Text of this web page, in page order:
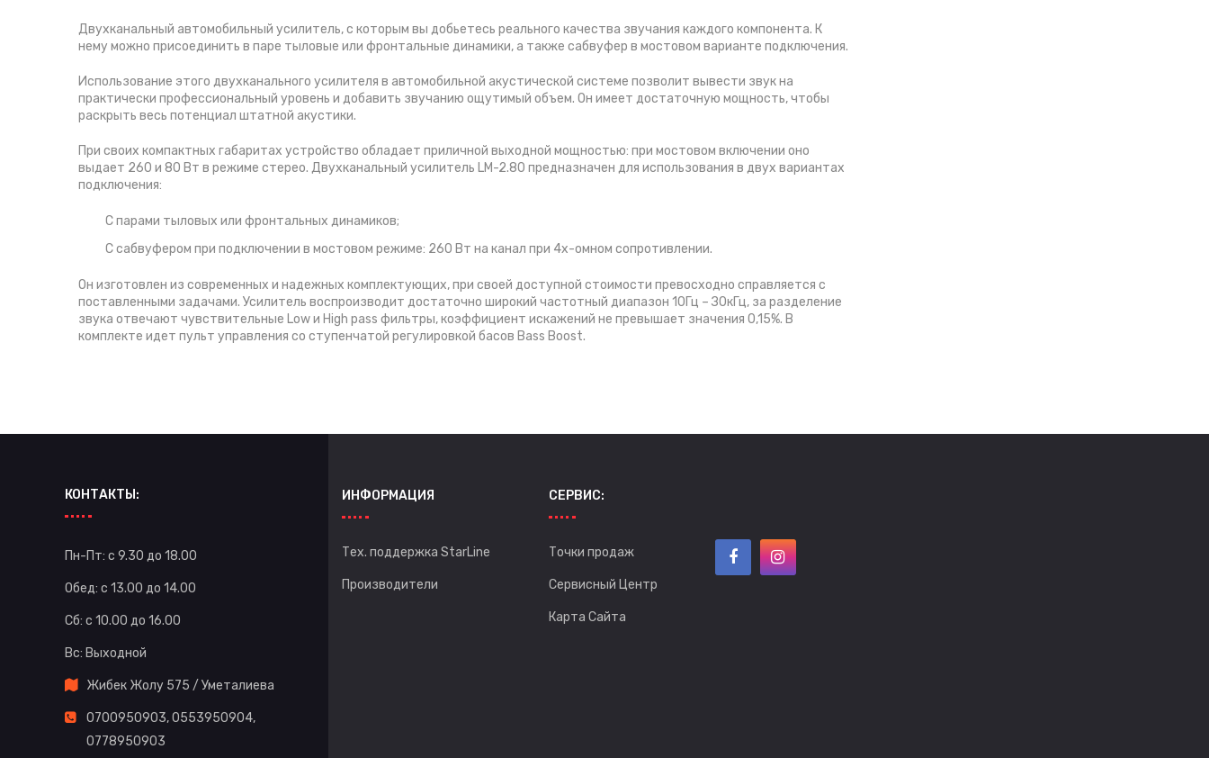
Двухканальный автомобильный усилитель, с которым вы добьетесь реального качества звучания каждого компонента. К
нему можно присоединить в паре тыловые или фронтальные динамики, а также сабвуфер в мостовом варианте подключения.
Использование этого двухканального усилителя в автомобильной акустической системе позволит вывести звук на
практически профессиональный уровень и добавить звучанию ощутимый объем. Он имеет достаточную мощность, чтобы
раскрыть весь потенциал штатной акустики.
При своих компактных габаритах устройство обладает приличной выходной мощностью: при мостовом включении оно
выдает 260 и 80 Вт в режиме стерео. Двухканальный усилитель LM-2.80 предназначен для использования в двух вариантах
подключения:
С парами тыловых или фронтальных динамиков;
С сабвуфером при подключении в мостовом режиме: 260 Вт на канал при 4х-омном сопротивлении.
Он изготовлен из современных и надежных комплектующих, при своей доступной стоимости превосходно справляется с
поставленными задачами. Усилитель воспроизводит достаточно широкий частотный диапазон 10Гц – З0кГц, за разделение
звука отвечают чувствительные Low и High pass фильтры, коэффициент искажений не превышает значения 0,15%. В
комплекте идет пульт управления со ступенчатой регулировкой басов Bass Boost.
КОНТАКТЫ:
Пн-Пт: с 9.30 до 18.00
Обед: с 13.00 до 14.00
Сб: с 10.00 до 16.00
Вс: Выходной
Жибек Жолу 575 / Уметалиева
0700950903,0553950904,
0778950903
ИНФОРМАЦИЯ
Тех. поддержка StarLine
Производители
СЕРВИС:
Точки продаж
Сервисный Центр
Карта Сайта